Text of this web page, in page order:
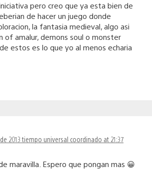
pero creo que ya esta bien de
de hacer un juego donde
la fantasia medieval, algo asi
of amalur, demons soul o monster
estos es lo que yo al menos echaria
2013 tiempo universal coordinado at 21:37
maravilla. Espero que pongan mas 😀